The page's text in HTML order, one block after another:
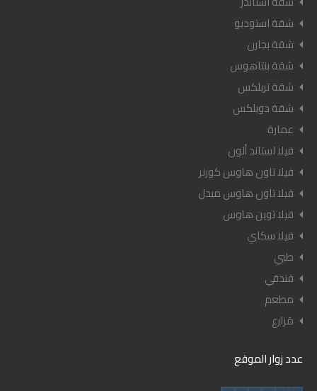
شقة استوديو
شقة بجارن
شقة بنتاهوس
شقة تربلكس
شقة دوبلكس
عمارة
فيلا استاند ألون
فيلا تاون هاوس كورنر
فيلا تاون هاوس ميدل
فيلا توين هاوس
فيلا سكاي
طبي
فندقي
مطعم
مَزارع
عدد زوار الموقع